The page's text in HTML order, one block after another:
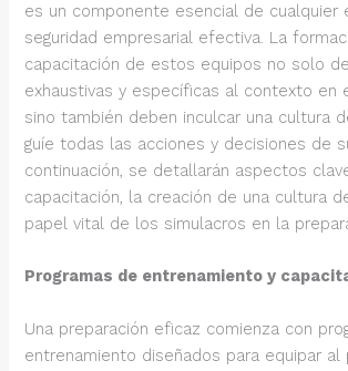
es un componente esencial de cualquier
seguridad empresarial efectiva. La
capacitación de estos equipos no solo
exhaustivas y específicas al contexto en
sino también deben inculcar una cultura
guíe todas las acciones y decisiones de
continuación, se detallarán aspectos
capacitación, la creación de una cultura
papel vital de los simulacros en la
Programas de entrenamiento y
Una preparación eficaz comienza con
entrenamiento diseñados para equipar al